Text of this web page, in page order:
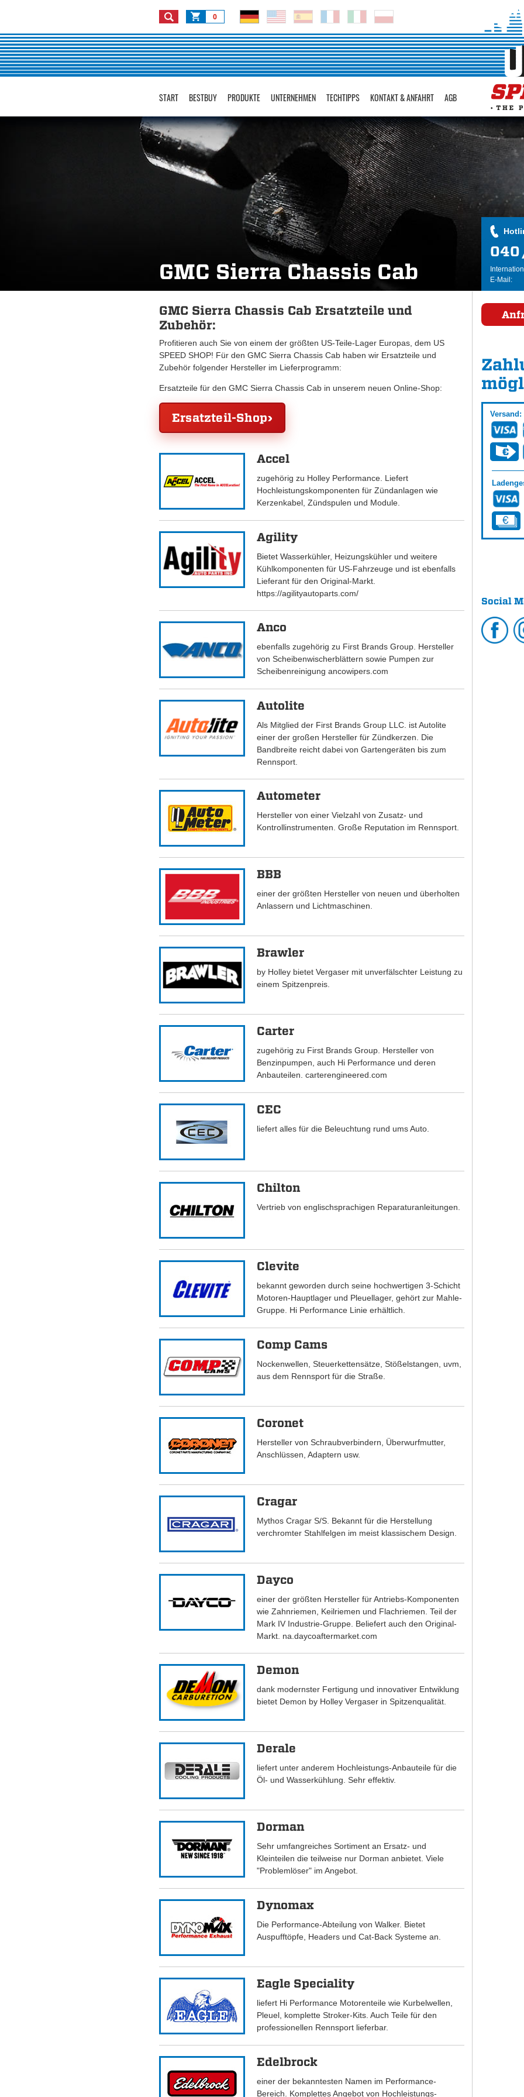
0
START BESTBUY PRODUKTE UNTERNEHMEN TECHTIPPS KONTAKT & ANFAHRT AGB
GMC Sierra Chassis Cab
040
E-Mail:
GMC Sierra Chassis Cab Ersatzteile und
Zubehör:
Profitieren auch Sie von einem der größten US-Teile-Lager Europas, dem US
SPEED SHOP! Für den GMC Sierra Chassis Cab haben wir Ersatzteile und
Zubehör folgender Hersteller im Lieferprogramm:
Ersatzteile für den GMC Sierra Chassis Cab in unserem neuen Online-Shop:
Ersatzteil-Shop
Accel
zugehörig zu Holley Performance. Liefert
Hochleistungskomponenten für Zündanlagen wie
Kerzenkabel, Zündspulen und Module.
Agility
Bietet Wasserkühler, Heizungskühler und weitere
Kühlkomponenten für US-Fahrzeuge und ist ebenfalls
Lieferant für den Original-Markt.
https://agilityautoparts.com/
Anco
ebenfalls zugehörig zu First Brands Group. Hersteller
von Scheibenwischerblättern sowie Pumpen zur
Scheibenreinigung ancowipers.com
Autolite
Als Mitglied der First Brands Group LLC. ist Autolite
einer der großen Hersteller für Zündkerzen. Die
Bandbreite reicht dabei von Gartengeräten bis zum
Rennsport.
Autometer
Hersteller von einer Vielzahl von Zusatz- und
Kontrollinstrumenten. Große Reputation im Rennsport.
BBB
einer der größten Hersteller von neuen und überholten
Anlassern und Lichtmaschinen.
Brawler
by Holley bietet Vergaser mit unverfälschter Leistung zu
einem Spitzenpreis.
Carter
zugehörig zu First Brands Group. Hersteller von
Benzinpumpen, auch Hi Performance und deren
Anbauteilen. carterengineered.com
CEC
liefert alles für die Beleuchtung rund ums Auto.
Chilton
Vertrieb von englischsprachigen Reparaturanleitungen.
Clevite
bekannt geworden durch seine hochwertigen 3-Schicht
Motoren-Hauptlager und Pleuellager, gehört zur Mahle-
Gruppe. Hi Performance Linie erhältlich.
Comp Cams
Nockenwellen, Steuerkettensätze, Stößelstangen, uvm,
aus dem Rennsport für die Straße.
Coronet
Hersteller von Schraubverbindern, Überwurfmutter,
Anschlüssen, Adaptern usw.
Cragar
Mythos Cragar S/S. Bekannt für die Herstellung
verchromter Stahlfelgen im meist klassischem Design.
Dayco
einer der größten Hersteller für Antriebs-Komponenten
wie Zahnriemen, Keilriemen und Flachriemen. Teil der
Mark IV Industrie-Gruppe. Beliefert auch den Original-
Markt. na.daycoaftermarket.com
Demon
dank modernster Fertigung und innovativer Entwiklung
bietet Demon by Holley Vergaser in Spitzenqualität.
Derale
liefert unter anderem Hochleistungs-Anbauteile für die
Öl- und Wasserkühlung. Sehr effektiv.
Dorman
Sehr umfangreiches Sortiment an Ersatz- und
Kleinteilen die teilweise nur Dorman anbietet. Viele
"Problemlöser" im Angebot.
Dynomax
Die Performance-Abteilung von Walker. Bietet
Auspufftöpfe, Headers und Cat-Back Systeme an.
Eagle Speciality
liefert Hi Performance Motorenteile wie Kurbelwellen,
Pleuel, komplette Stroker-Kits. Auch Teile für den
professionellen Rennsport lieferbar.
Edelbrock
einer der bekanntesten Namen im Performance-
Bereich. Komplettes Angebot von Hochleistungs-
Versand:
Social